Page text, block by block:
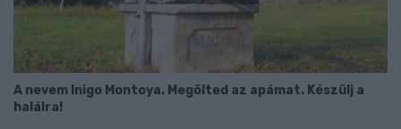
A nevem Inigo Montoya. Megölted az apámat. Készülj a
halálra!